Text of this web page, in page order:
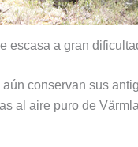
escasa a gran
aún conservan sus
al aire puro de